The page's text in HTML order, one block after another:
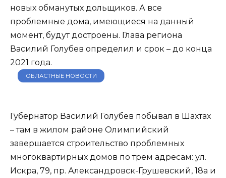
новых обманутых дольщиков. А все
проблемные дома, имеющиеся на данный
момент, будут достроены. Глава региона
Василий Голубев определил и срок – до конца
2021 года.
ОБЛАСТНЫЕ НОВОСТИ
Губернатор Василий Голубев побывал в Шахтах
– там в жилом районе Олимпийский
завершается строительство проблемных
многоквартирных домов по трем адресам: ул.
Искра, 79, пр. Александровск-Грушевский, 18а и